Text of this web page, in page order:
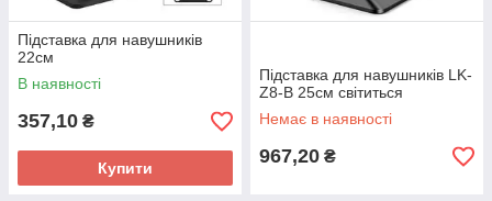
Підставка для навушників
22см
В наявності
357,10 ₴
Купити
Підставка для навушників LK-
Z8-B 25см світиться
Немає в наявності
967,20 ₴